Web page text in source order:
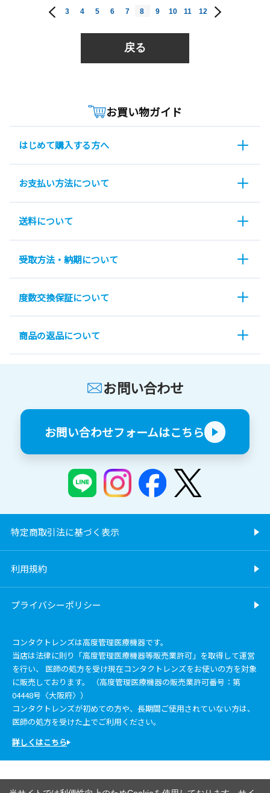
3 4 5 6 7 8 9 10 11 12
戻る
お買い物ガイド
はじめて購入する方へ
お支払い方法について
送料について
受取方法・納期について
度数交換保証について
商品の返品について
お問い合わせ
お問い合わせフォームはこちら
特定商取引法に基づく表示
利用規約
プライバシーポリシー
コンタクトレンズは高度管理医療機器です。
当店は法律に則り「高度管理医療機器等販売業許可」を取得して運営
を行い、 医師の処方を受け現在コンタクトレンズをお使いの方を対象
に販売しております。 （高度管理医療機器の販売業許可番号：第
04448号〈大阪府〉）
コンタクトレンズが初めての方や、長期間ご使用されていない方は、
医師の処方を受けた上でご利用ください。
詳しくはこちら